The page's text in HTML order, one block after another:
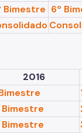
Bimestre 6º
2016
Bimestre
Bimestre
Bimestre